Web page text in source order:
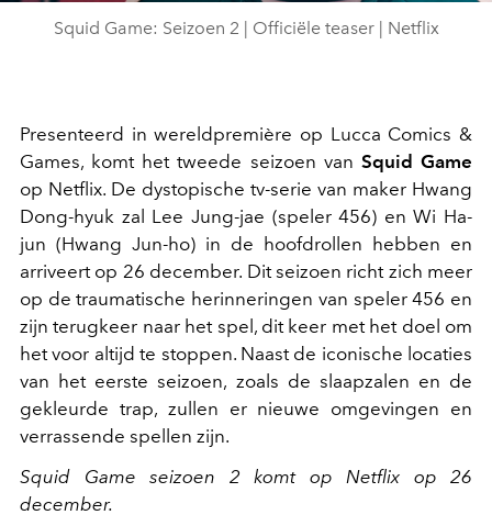
Squid Game: Seizoen 2 | Officiële teaser | Netflix
Presenteerd in wereldpremière op Lucca Comics &
Games, komt het tweede seizoen van Squid Game
op Netflix. De dystopische tv-serie van maker Hwang
Dong-hyuk zal Lee Jung-jae (speler 456) en Wi Ha-
jun (Hwang Jun-ho) in de hoofdrollen hebben en
arriveert op 26 december. Dit seizoen richt zich meer
op de traumatische herinneringen van speler 456 en
zijn terugkeer naar het spel, dit keer met het doel om
het voor altijd te stoppen. Naast de iconische locaties
van het eerste seizoen, zoals de slaapzalen en de
gekleurde trap, zullen er nieuwe omgevingen en
verrassende spellen zijn.
Squid Game seizoen 2 komt op Netflix op 26
december.